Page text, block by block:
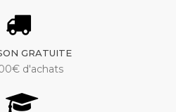
GRATUITE
d'achats